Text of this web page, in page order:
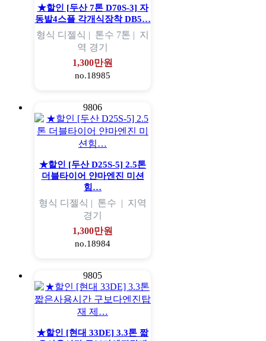
★할인 [두산 7톤 D70S-3] 자
동발4스플 각개식장착 DB5…
형식 디젤식 | 톤수 7톤 | 지
역 경기
1,300만원
no.18985
9806
★할인 [두산 D25S-5] 2.5톤
더블타이어 얀마엔진 미션
힘…
형식 디젤식 | 톤수 | 지역
경기
1,300만원
no.18984
9805
★할인 [현대 33DE] 3.3톤 짧